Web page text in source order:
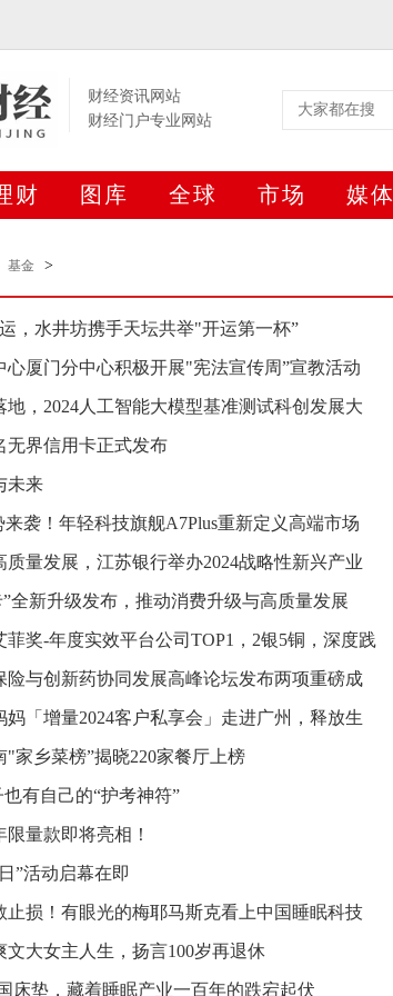
财经资讯网站
财经门户专业网站
财 图库 全球 市场 媒体
基金 >
，水井坊携手天坛共举"开运第一杯”
心厦门分中心积极开展"宪法宣传周”宣教活动
，2024人工智能大模型基准测试科创发展大
无界信用卡正式发布
未来
袭！年轻科技旗舰A7Plus重新定义高端市场
质量发展，江苏银行举办2024战略性新兴产业
全新升级发布，推动消费升级与高质量发展
菲奖-年度实效平台公司TOP1，2银5铜，深度践
险与创新药协同发展高峰论坛发布两项重磅成
「增量2024客户私享会」走进广州，释放生
家乡菜榜”揭晓220家餐厅上榜
有自己的“护考神符”
量款即将亮相！
”活动启幕在即
止损！有眼光的梅耶马斯克看上中国睡眠科技
大女主人生，扬言100岁再退休
床垫，藏着睡眠产业一百年的跌宕起伏